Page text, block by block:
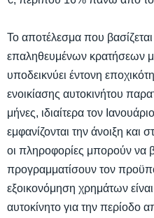
Το αποτέλεσμα που βασίζεται
επαληθευμένων κρατήσεων
υποδεικνύει έντονη
ενοικίασης αυτοκινήτου
μήνες, ιδιαίτερα τον
εμφανίζονται την άνοιξη και
οι πληροφορίες μπορούν να
προγραμματίσουν τον
εξοικονόμηση χρημάτων είναι
αυτοκίνητο για την περίοδο